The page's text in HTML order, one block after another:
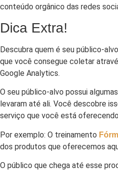
conteúdo orgânico das redes
Dica Extra!
Descubra quem é seu público-
que você consegue coletar
Google Analytics.
O seu público-alvo possui
levaram até ali. Você descobre
serviço que você está oferecendo
Por exemplo: O treinamento
dos produtos que oferecemos
O público que chega até esse